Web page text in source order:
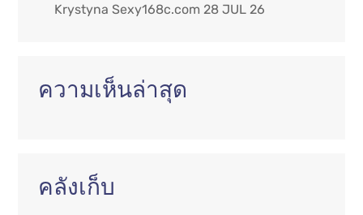
Krystyna Sexy168c.com 28 JUL 26
ความเห็นล่าสุด
คลังเก็บ